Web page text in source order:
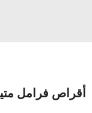
أقراص فرامل